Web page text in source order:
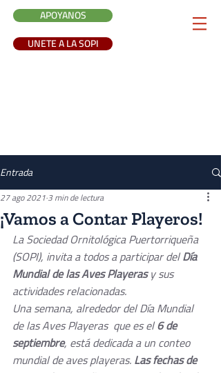
APOYANOS
UNETE A LA SOPI
Entrada
¡Vamos a Contar Playeros!
27 ago 20213 min de lectura
La Sociedad Ornitológica Puertorriqueña
(SOPI), invita a todos a participar del Día
Mundial de las Aves Playeras y sus
actividades relacionadas.
Una semana, alrededor del Día Mundial
de las Aves Playeras  que es el 6 de
septiembre, está dedicada a un conteo
mundial de aves playeras. Las fechas de